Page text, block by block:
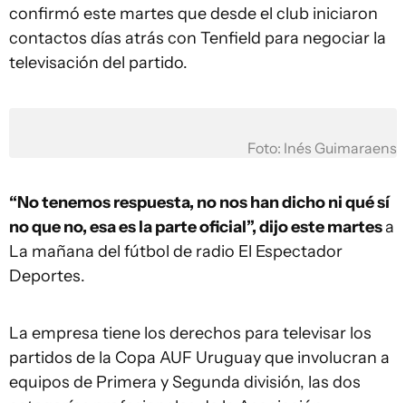
confirmó este martes que desde el club iniciaron
contactos días atrás con Tenfield para negociar la
televisación del partido.
Foto: Inés Guimaraens
“No tenemos respuesta, no nos han dicho ni qué sí
no que no, esa es la parte oficial”, dijo este martesa
La mañana del fútbol de radio El Espectador
Deportes.
La empresa tiene los derechos para televisar los
partidos de la Copa AUF Uruguay que involucran a
equipos de Primera y Segunda división, las dos